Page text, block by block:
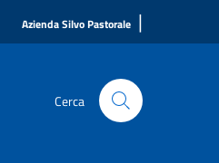
Azienda Silvo Pastorale |
Cerca